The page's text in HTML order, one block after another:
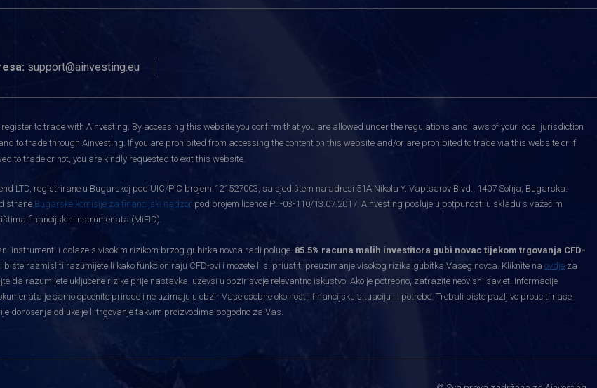
support@ainvesting.eu
to trade with Ainvesting. By accessing this website you confirm that you are allowed under the regulations and laws of your local jurisdiction
to trade through Ainvesting. If you are prohibited from accessing the content on this website and/or are prohibited to trade via this website or if
to trade or not, you are kindly requested to exit this website.
LTD, registrirane u Bugarskoj pod UIC/PIC brojem 121527003, sa sjedištem na adresi 51A Nikola Y. Vaptsarov Blvd., 1407 Sofija, Bugarska.
strane Bugarske komisije za financijski nadzor pod brojem licence РГ-03-110/13.07.2017. Ainvesting posluje u potpunosti u skladu s važećim
financijskih instrumenata (MiFID).
instrumenti i dolaze s visokim rizikom brzog gubitka novca radi poluge. 85.5% racuna malih investitora gubi novac tijekom trgovanja CFD-
biste razmisliti razumijete li kako funkcioniraju CFD-ovi i mozete li si priustiti preuzimanje visokog rizika gubitka Vaseg novca. Kliknite na ovdje za
da razumijete ukljucene rizike prije nastavka, uzevsi u obzir svoje relevantno iskustvo. Ako je potrebno, zatrazite neovisni savjet. Informacije
je samo opcenite prirode i ne uzimaju u obzir Vase osobne okolnosti, financijsku situaciju ili potrebe. Trebali biste pazljivo prouciti nase
donosenja odluke je li trgovanje takvim proizvodima pogodno za Vas.